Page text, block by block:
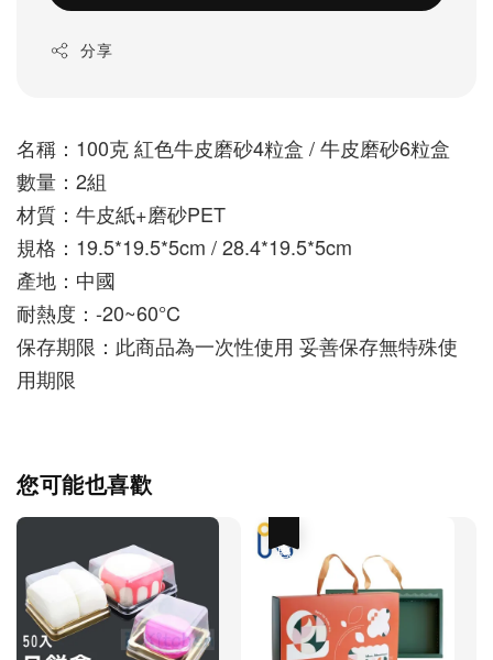
分享
名稱：100克 紅色牛皮磨砂4粒盒 / 牛皮磨砂6粒盒
數量：2組
材質：牛皮紙+磨砂PET
規格：19.5*19.5*5cm / 28.4*19.5*5cm
產地：中國
耐熱度：-20~60°C
保存期限：此商品為一次性使用 妥善保存無特殊使
用期限
您可能也喜歡